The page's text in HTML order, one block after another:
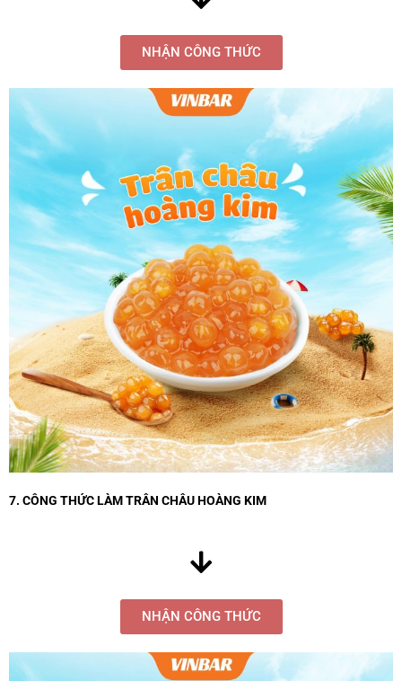
NHẬN CÔNG THỨC
7. CÔNG THỨC LÀM TRÂN CHÂU HOÀNG KIM
NHẬN CÔNG THỨC